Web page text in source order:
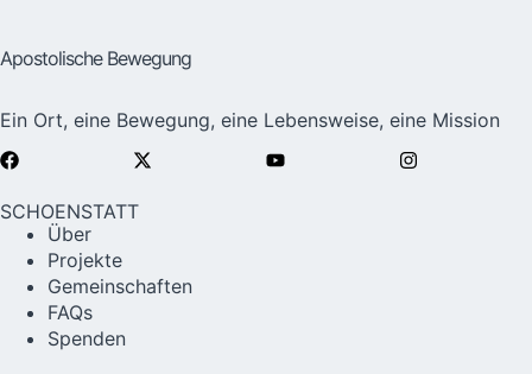
Apostolische Bewegung
Ein Ort, eine Bewegung, eine Lebensweise, eine Mission
SCHOENSTATT
Über
Projekte
Gemeinschaften
FAQs
Spenden